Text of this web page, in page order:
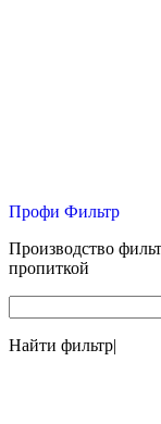
Профи Фильтр
Производство
пропиткой
Найти фильтр|